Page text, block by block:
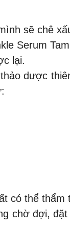
sẽ chê
Serum
lại.
dược
có thể thẩm
chờ đợi, đặt